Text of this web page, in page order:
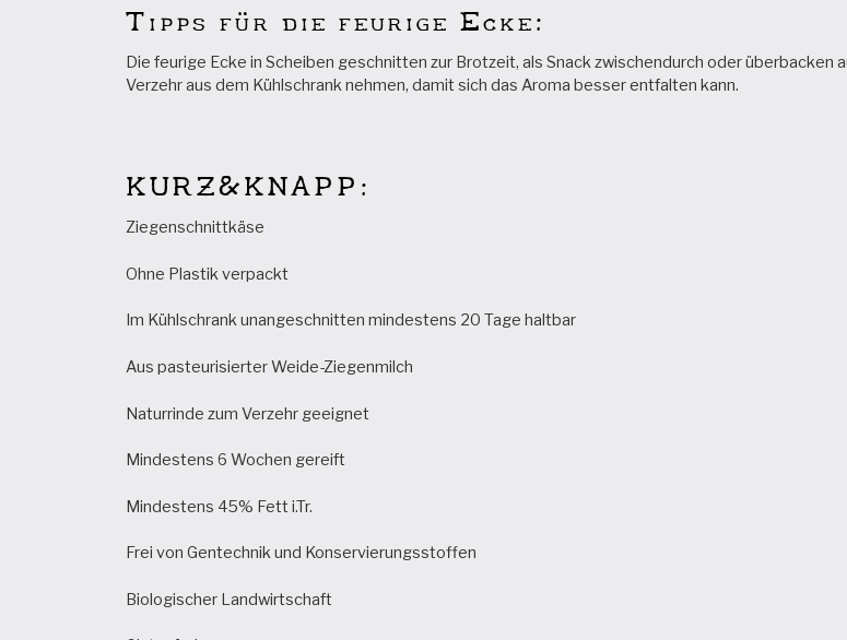
Tipps für die feurige Ecke:
Die feurige Ecke in Scheiben geschnitten zur Brotzeit, als Snack zwischendurch oder überbacken
Verzehr aus dem Kühlschrank nehmen, damit sich das Aroma besser entfalten kann.
KURZ&KNAPP:
Ziegenschnittkäse
Ohne Plastik verpackt
Im Kühlschrank unangeschnitten mindestens 20 Tage haltbar
Aus pasteurisierter Weide-Ziegenmilch
Naturrinde zum Verzehr geeignet
Mindestens 6 Wochen gereift
Mindestens 45% Fett i.Tr.
Frei von Gentechnik und Konservierungsstoffen
Biologischer Landwirtschaft